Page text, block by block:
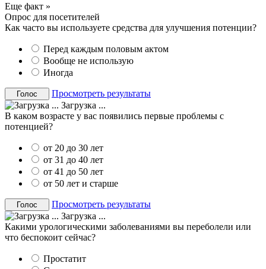
Еще факт »
Опрос для посетителей
Как часто вы используете средства для улучшения потенции?
Перед каждым половым актом
Вообще не использую
Иногда
Просмотреть результаты
Загрузка ...
В каком возрасте у вас появились первые проблемы с
потенцией?
от 20 до 30 лет
от 31 до 40 лет
от 41 до 50 лет
от 50 лет и старше
Просмотреть результаты
Загрузка ...
Какими урологическими заболеваниями вы переболели или
что беспокоит сейчас?
Простатит